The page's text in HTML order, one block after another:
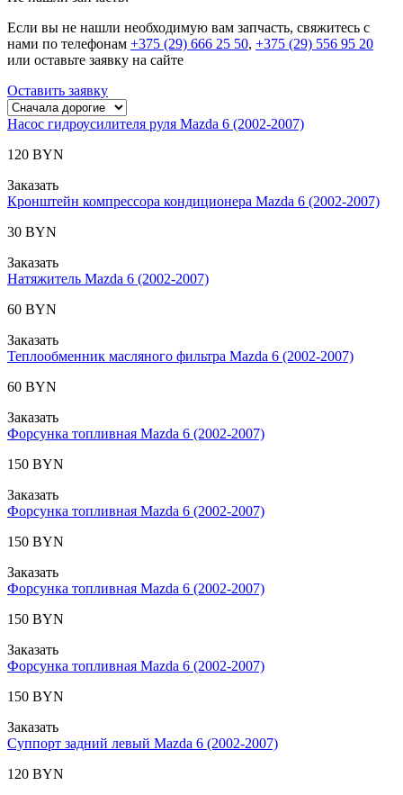
Если вы не нашли необходимую вам запчасть, свяжитесь с
нами по телефонам +375 (29) 666 25 50, +375 (29) 556 95 20
или оставьте заявку на сайте
Оставить заявку
Насос гидроусилителя руля Mazda 6 (2002-2007)
120 BYN
Заказать
Кронштейн компрессора кондиционера Mazda 6 (2002-2007)
30 BYN
Заказать
Натяжитель Mazda 6 (2002-2007)
60 BYN
Заказать
Теплообменник масляного фильтра Mazda 6 (2002-2007)
60 BYN
Заказать
Форсунка топливная Mazda 6 (2002-2007)
150 BYN
Заказать
Форсунка топливная Mazda 6 (2002-2007)
150 BYN
Заказать
Форсунка топливная Mazda 6 (2002-2007)
150 BYN
Заказать
Форсунка топливная Mazda 6 (2002-2007)
150 BYN
Заказать
Суппорт задний левый Mazda 6 (2002-2007)
120 BYN